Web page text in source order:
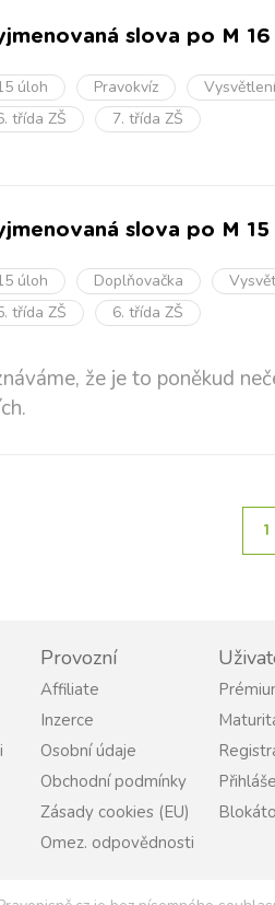
slova po M 16
úloh Pravokvíz Vysvětlení
třída ZŠ
7. třída ZŠ
slova po M 15
úloh Doplňovačka
třída ZŠ
6. třída ZŠ
že je to poněkud
1
Provozní
Affiliate
Inzerce
Osobní údaje
Obchodní podmínky
Zásady cookies (EU)
Omez. odpovědnosti